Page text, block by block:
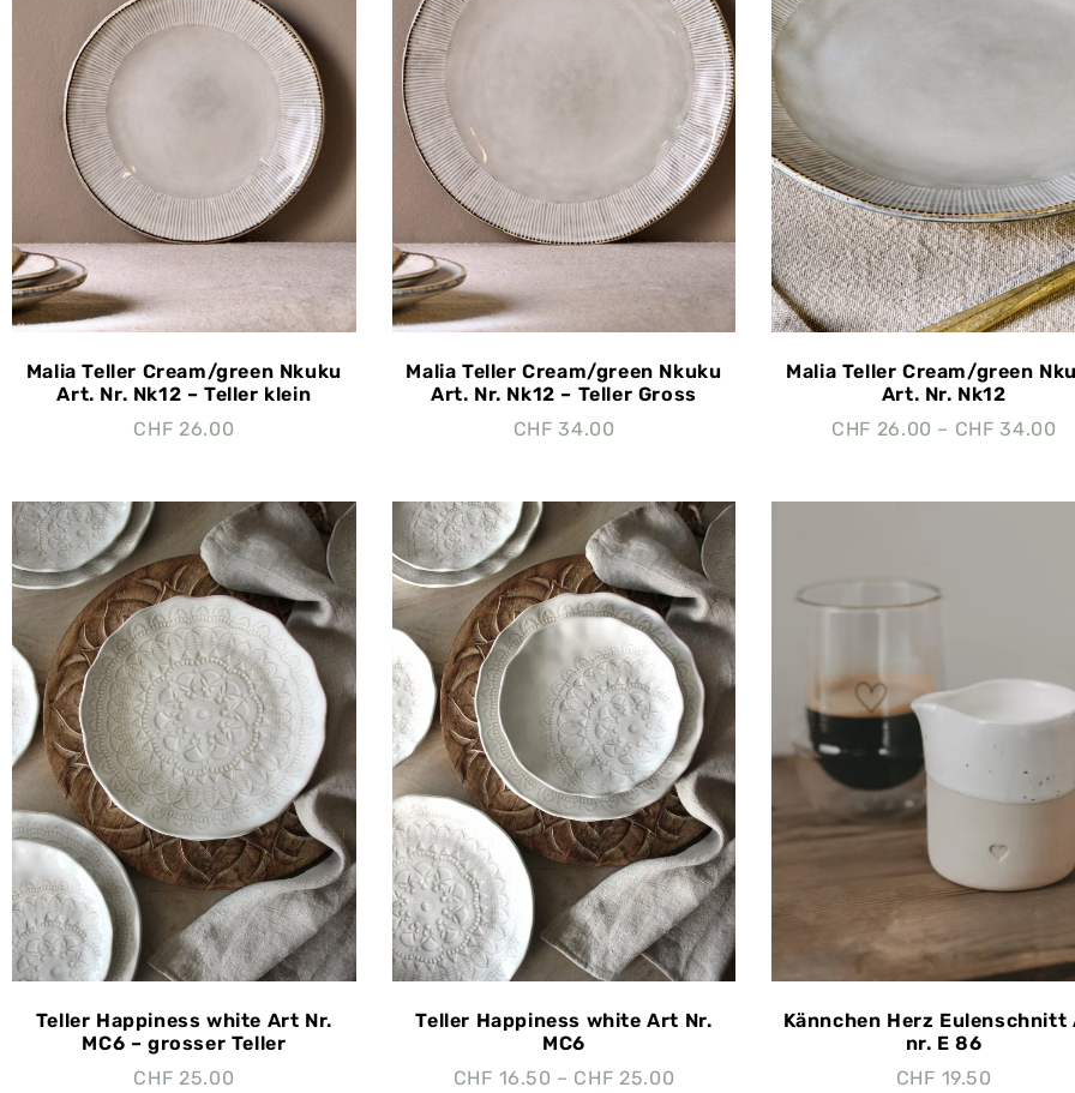
Malia Teller Cream/green Nkuku
Art. Nr. Nk12 – Teller klein
CHF 26.00
Malia Teller Cream/green Nkuku
Art. Nr. Nk12 – Teller Gross
CHF 34.00
Malia Teller Cream/green
Art. Nr. Nk12
CHF 26.00 – CHF 34.00
Teller Happiness white Art Nr.
MC6 – grosser Teller
CHF 25.00
Teller Happiness white Art Nr.
MC6
CHF 16.50 – CHF 25.00
Kännchen Herz Eulenschnitt
nr. E 86
CHF 19.50